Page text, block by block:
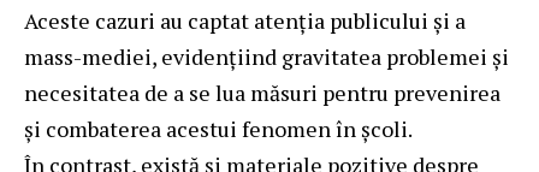
Aceste cazuri au captat atenția publicului și a
mass-mediei, evidențiind gravitatea problemei și
necesitatea de a se lua măsuri pentru prevenirea
și combaterea acestui fenomen în școli.
În contrast, există și materiale pozitive despre